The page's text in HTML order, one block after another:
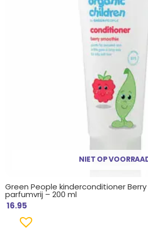
NIET OP
Green People kinderconditioner
parfumvrij – 200 ml
16.95